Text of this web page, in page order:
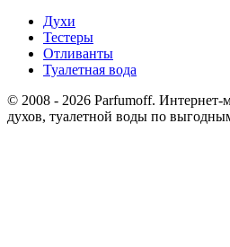
Духи
Тестеры
Отливанты
Туалетная вода
© 2008 - 2026 Parfumoff. Интернет-
духов, туалетной воды по